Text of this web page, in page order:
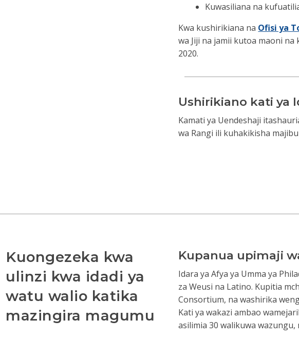
Kuwasiliana na
Kwa kushirikiana na Ofisi ya
wa Jiji na jamii kutoa maoni
2020.
Ushirikiano kati ya
Kamati ya Uendeshaji
wa Rangi ili kuhakikisha
Kuongezeka kwa
ulinzi kwa idadi ya
watu walio katika
mazingira magumu
Kupanua upimaji
Idara ya Afya ya Umma ya
za Weusi na Latino. Kupitia
Consortium, na washirika
Kati ya wakazi ambao
asilimia 30 walikuwa